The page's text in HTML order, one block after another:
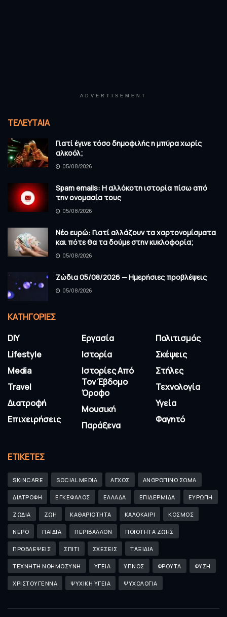
ADVERTISEMENT
ΤΕΛΕΥΤΑΊΑ
Γιατί έγινε τόσο δημοφιλής η μπύρα χωρίς
αλκοόλ;
05/08/2026
Spam emails: Η αλλόκοτη ιστορία πίσω από
την ονομασία τους
05/08/2026
Νέο ευρώ: Γιατί αλλάζουν τα χαρτονομίσματα
και πότε θα τα δούμε στην κυκλοφορία;
05/08/2026
Ζώδια 05/08/2026 — Ημερήσιες προβλέψεις
05/08/2026
KΑΤΗΓΟΡΊΕΣ
DIY
Lifestyle
Media
Travel
Διατροφή
Επιχειρήσεις
Εργασία
Ιστορία
Ιστορίες Από
Τον Έβδομο
Όροφο
Μουσική
Παράξενα
Πολιτισμός
Σκέψεις
Στήλες
Τεχνολογία
Υγεία
Φαγητό
ΕΤΙΚΈΤΕΣ
SKINCARE SOCIAL MEDIA ΑΓΧΟΣ ΑΝΘΡΩΠΙΝΟ ΣΩΜΑ
ΔΙΑΤΡΟΦΗ ΕΓΚΕΦΑΛΟΣ ΕΛΛΑΔΑ ΕΠΙΔΕΡΜΙΔΑ ΕΥΡΩΠΗ
ΖΩΔΙΑ ΖΩΗ ΚΑΘΑΡΙΟΤΗΤΑ ΚΑΛΟΚΑΙΡΙ ΚΟΣΜΟΣ
ΝΕΡΟ ΠΑΙΔΙΑ ΠΕΡΙΒΑΛΛΟΝ ΠΟΙΟΤΗΤΑ ΖΩΗΣ
ΠΡΟΒΛΕΨΕΙΣ ΣΠΙΤΙ ΣΧΕΣΕΙΣ ΤΑΞΙΔΙΑ
ΤΕΧΝΗΤΗ ΝΟΗΜΟΣΥΝΗ ΥΓΕΙΑ ΥΠΝΟΣ ΦΡΟΥΤΑ ΦΥΣΗ
ΧΡΙΣΤΟΥΓΕΝΝΑ ΨΥΧΙΚΗ ΥΓΕΙΑ ΨΥΧΟΛΟΓΙΑ